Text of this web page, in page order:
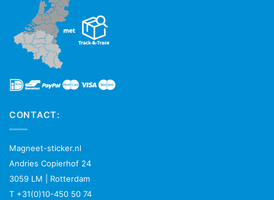
CONTACT:
Magneet-sticker.nl
Andries Copierhof 24
3059 LM | Rotterdam
T +31(0)10-450 50 74